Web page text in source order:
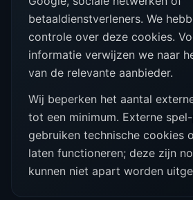
betaaldienstverleners. We
controle over deze cookies.
informatie verwijzen we naar
van de relevante aanbieder.
Wij beperken het aantal
tot een minimum. Externe
gebruiken technische cookies
laten functioneren; deze zijn
kunnen niet apart worden